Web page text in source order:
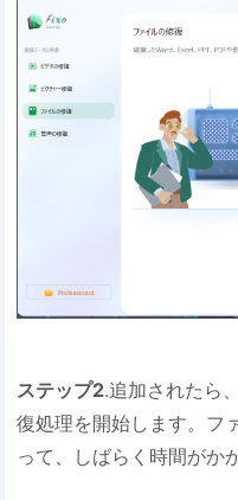
ステップ2.追加されたら
復処理を開始します。フ
って、しばらく時間がか